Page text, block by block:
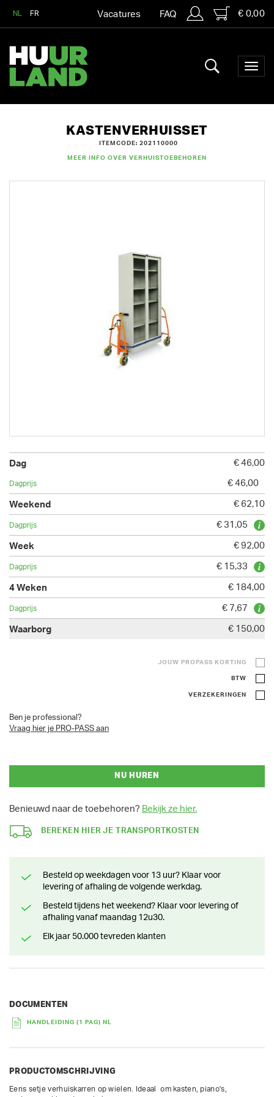
NL FR Vacatures FAQ € 0,00
KASTENVERHUISSET
ITEMCODE: 202110000
MEER INFO OVER VERHUISTOEBEHOREN
€ 46,00
€ 46,00
€ 62,10
€ 31,05
€ 92,00
€ 15,33
€ 184,00
€ 7,67
€ 150,00
JOUW PROPASS KORTING
BTW
VERZEKERINGEN
Ben je professional?
Vraag hier je PRO-PASS aan
NU HUREN
Benieuwd naar de toebehoren? Bekijk ze hier.
BEREKEN HIER JE TRANSPORTKOSTEN
Besteld op weekdagen voor 13 uur? Klaar voor
levering of afhaling de volgende werkdag.
Besteld tijdens het weekend? Klaar voor levering of
afhaling vanaf maandag 12u30.
Elk jaar 50.000 tevreden klanten
DOCUMENTEN
HANDLEIDING (1 PAG) NL
PRODUCTOMSCHRIJVING
Eens setje verhuiskarren op wielen. Ideaal  om kasten, piano's,